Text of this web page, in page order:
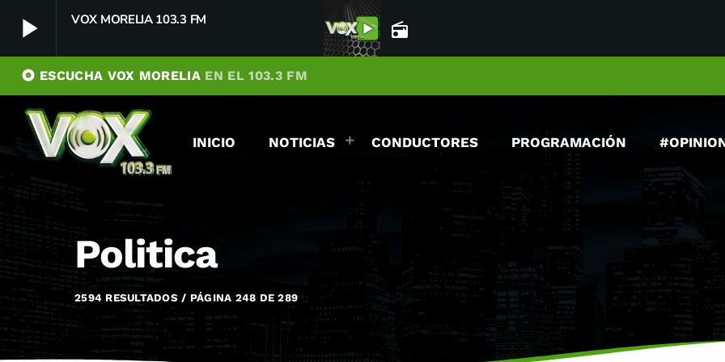
play_arrow VOX MORELIA 103.3 FM
radio
play_arrow VOX MORELIA 103.3 FM
Player Debug
pushFeed = INITIALIZE1786137411678
album ESCUCHA VOX MORELIA EN EL 103.3 FM
INICIO NOTICIAS CONDUCTORES PROGRAMACIÓN
Politica
2594 RESULTADOS / PÁGINA 248 DE 289